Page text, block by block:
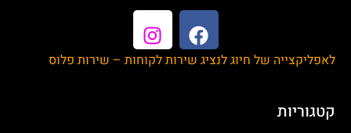
לאפליקצייה של חיוג לנציג שירות לקוחות – שירות פלוס
קטגוריות